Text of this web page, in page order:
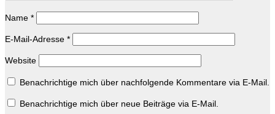
Name *
E-Mail-Adresse *
Website
Benachrichtige mich über nachfolgende Kommentare via E-Mail.
Benachrichtige mich über neue Beiträge via E-Mail.